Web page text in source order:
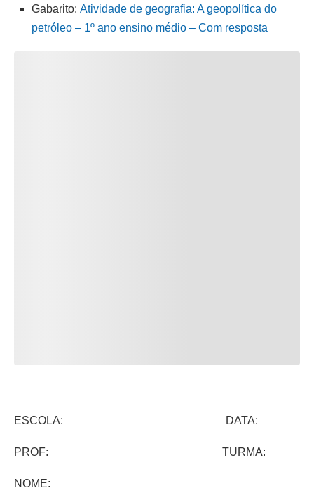
Gabarito: Atividade de geografia: A geopolítica do
petróleo – 1º ano ensino médio – Com resposta
ESCOLA: DATA:
PROF: TURMA:
NOME: